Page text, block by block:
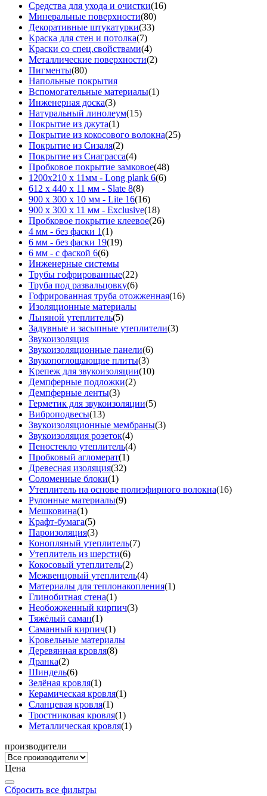
Средства для ухода и очистки(16)
Минеральные поверхности(80)
Декоративные штукатурки(33)
Краска для стен и потолка(7)
Краски со спец.свойствами(4)
Металлические поверхности(2)
Пигменты(80)
Напольные покрытия
Вспомогательные материалы(1)
Инженерная доска(3)
Натуральный линолеум(15)
Покрытие из джута(1)
Покрытие из кокосового волокна(25)
Покрытие из Сизаля(2)
Покрытие из Сиаграсса(4)
Пробковое покрытие замковое(48)
1200х210 х 11мм - Long plank 6(6)
612 х 440 х 11 мм - Slate 8(8)
900 х 300 х 10 мм - Lite 16(16)
900 х 300 х 11 мм - Exclusive(18)
Пробковое покрытие клеевое(26)
4 мм - без фаски 1(1)
6 мм - без фаски 19(19)
6 мм - с фаской 6(6)
Инженерные системы
Трубы гофрированные(22)
Труба под развальцовку(6)
Гофрированная труба отожженная(16)
Изоляционные материалы
Льняной утеплитель(5)
Задувные и засыпные утеплители(3)
Звукоизоляция
Звукоизоляционные панели(6)
Звукопоглощающие плиты(3)
Крепеж для звукоизоляции(10)
Демпферные подложки(2)
Демпферные ленты(3)
Герметик для звукоизоляции(5)
Виброподвесы(13)
Звукоизоляционные мембраны(3)
Звукоизоляция розеток(4)
Пеностекло утеплитель(4)
Пробковый агломерат(1)
Древесная изоляция(32)
Соломенные блоки(1)
Утеплитель на основе полиэфирного волокна(16)
Рулонные материалы(9)
Мешковина(1)
Крафт-бумага(5)
Пароизоляция(3)
Конопляный утеплитель(7)
Утеплитель из шерсти(6)
Кокосовый утеплитель(2)
Межвенцовый утеплитель(4)
Материалы для теплонакопления(1)
Глинобитная стена(1)
Необожженный кирпич(3)
Тяжёлый саман(1)
Саманный кирпич(1)
Кровельные материалы
Деревянная кровля(8)
Дранка(2)
Шиндель(6)
Зелёная кровля(1)
Керамическая кровля(1)
Сланцевая кровля(1)
Тростниковая кровля(1)
Металлическая кровля(1)
производители
Цена
Сбросить все фильтры